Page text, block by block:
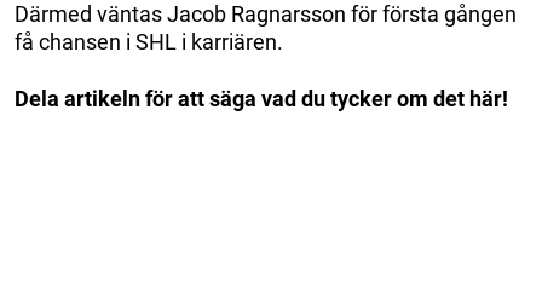
Därmed väntas Jacob Ragnarsson för första gången
få chansen i SHL i karriären.
Dela artikeln för att säga vad du tycker om det här!